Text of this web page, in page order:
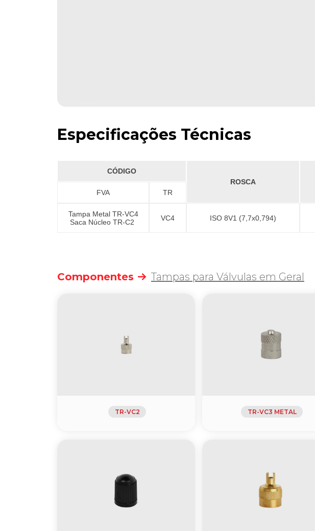
Especificações Técnicas
CÓDIGO
ROSCA
FVA
TR
Tampa Metal TR-VC4
Saca Núcleo TR-C2
VC4 ISO 8V1 (7,7x0,794)
Componentes Tampas para Válvulas em Geral
TR-VC2 TR-VC3 METAL